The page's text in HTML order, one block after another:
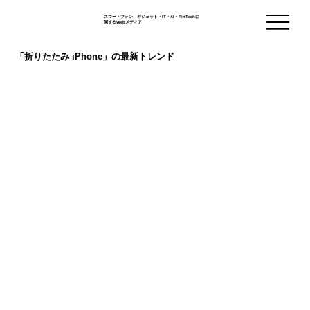
スマートフォン - ガジェット・IT・AI・FinTechに
関するWebメディア
「折りたたみ iPhone」の最新トレンド